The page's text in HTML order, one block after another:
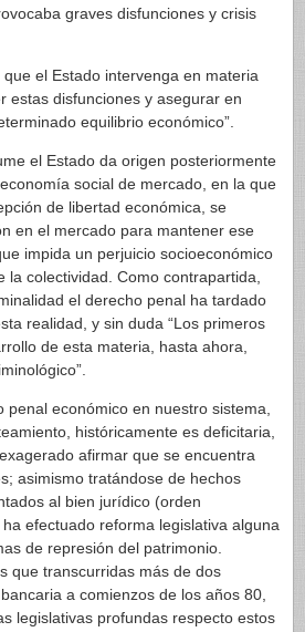
graves disfunciones y crisis
el Estado intervenga en materia
estas disfunciones y asegurar en
equilibrio económico”.
el Estado da origen posteriormente
social de mercado, en la que
de libertad económica, se
en el mercado para mantener ese
impida un perjuicio socioeconómico
la colectividad. Como contrapartida,
el derecho penal ha tardado
realidad, y sin duda “Los primeros
de esta materia, hasta ahora,
penal económico en nuestro sistema,
históricamente es deficitaria,
afirmar que se encuentra
asimismo tratándose de hechos
al bien jurídico (orden
efectuado reforma legislativa alguna
de represión del patrimonio.
que transcurridas más de dos
a comienzos de los años 80,
legislativas profundas respecto estos